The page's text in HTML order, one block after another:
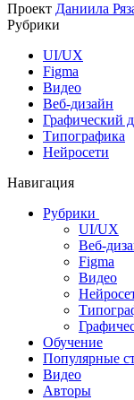
Проект Даниила
Рубрики
UI/UX
Figma
Видео
Веб-дизайн
Графический
Типографика
Нейросети
Навигация
Рубрики
UI/UX
Веб-
Figma
Видео
Обучение
Популярные
Видео
Авторы